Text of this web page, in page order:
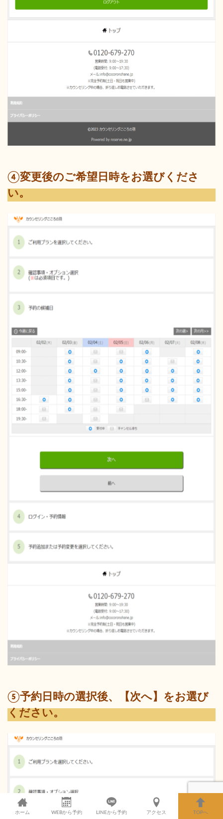
④変更後のご希望日時をお選びくださ
い。
⑤予約日時の選択後、【次へ】をお選び
ください。
ホーム WEBから予約 LINEから予約 アクセス TOPへ